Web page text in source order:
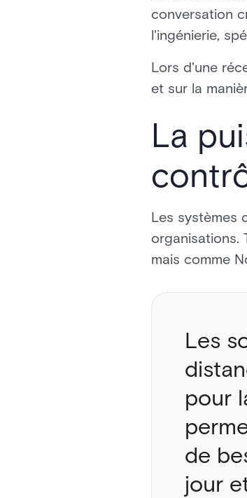
conversation
l'ingénierie,
Lors d'une
et sur la
La
Les systèmes
organisations.
mais comme
Les
pour
de
jour